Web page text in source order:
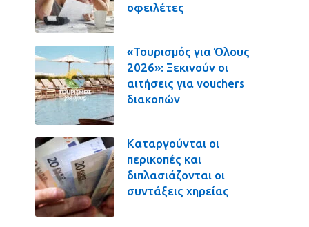
οφειλέτες
«Τουρισμός για Όλους
2026»: Ξεκινούν οι
αιτήσεις για vouchers
διακοπών
Καταργούνται οι
περικοπές και
διπλασιάζονται οι
συντάξεις χηρείας